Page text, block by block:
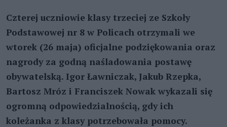
Czterej uczniowie klasy trzeciej ze Szkoły
Podstawowej nr 8 w Policach otrzymali we
wtorek (26 maja) oficjalne podziękowania oraz
nagrody za godną naśladowania postawę
obywatelską. Igor Ławniczak, Jakub Rzepka,
Bartosz Mróz i Franciszek Nowak wykazali się
ogromną odpowiedzialnością, gdy ich
koleżanka z klasy potrzebowała pomocy.